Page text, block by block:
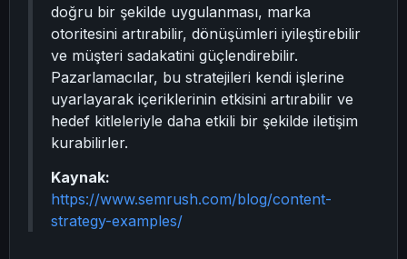
doğru bir şekilde uygulanması, marka
otoritesini artırabilir, dönüşümleri iyileştirebilir
ve müşteri sadakatini güçlendirebilir.
Pazarlamacılar, bu stratejileri kendi işlerine
uyarlayarak içeriklerinin etkisini artırabilir ve
hedef kitleleriyle daha etkili bir şekilde iletişim
kurabilirler.
Kaynak:
https://www.semrush.com/blog/content-
strategy-examples/